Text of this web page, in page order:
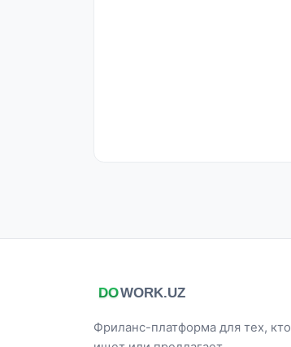
Фриланс-платформа для тех, кто